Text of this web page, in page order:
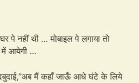
पे नहीं थी … मोबाइल पे लगाया तो
आयेगी …
मैं कहाँ जाऊँ आधे घंटे के लिये